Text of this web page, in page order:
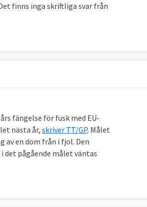
finns inga skriftliga svar från
fängelse för fusk med EU-
nästa år, skriver TT/GP. Målet
en dom från i fjol. Den
pågående målet väntas